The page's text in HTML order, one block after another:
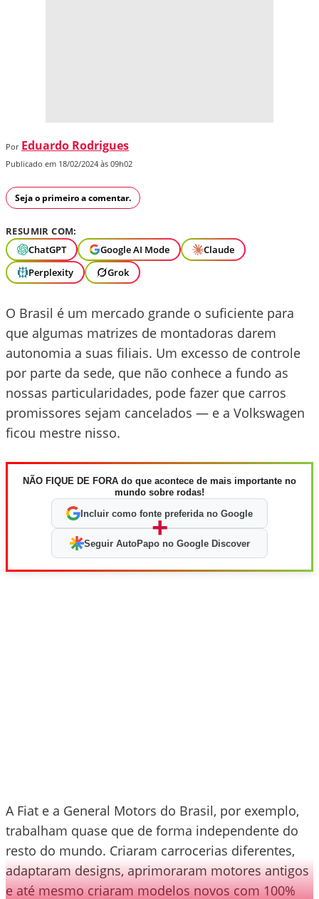
Por Eduardo Rodrigues
Publicado em 18/02/2024 às 09h02
Seja o primeiro a comentar.
RESUMIR COM:
ChatGPT
Google AI Mode
Claude
Perplexity
Grok
O Brasil é um mercado grande o suficiente para
que algumas matrizes de montadoras darem
autonomia a suas filiais. Um excesso de controle
por parte da sede, que não conhece a fundo as
nossas particularidades, pode fazer que carros
promissores sejam cancelados — e a Volkswagen
ficou mestre nisso.
NÃO FIQUE DE FORA do que acontece de mais importante no
mundo sobre rodas!
Incluir como fonte preferida no Google
+
Seguir AutoPapo no Google Discover
A Fiat e a General Motors do Brasil, por exemplo,
trabalham quase que de forma independente do
resto do mundo. Criaram carrocerias diferentes,
adaptaram designs, aprimoraram motores antigos
e até mesmo criaram modelos novos com 100%